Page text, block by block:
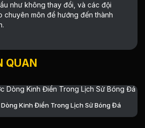
như không thay đổi, và các đội
chuyên môn để hướng đến thành
QUAN
Kinh Điển Trong Lịch Sử Bóng Đá